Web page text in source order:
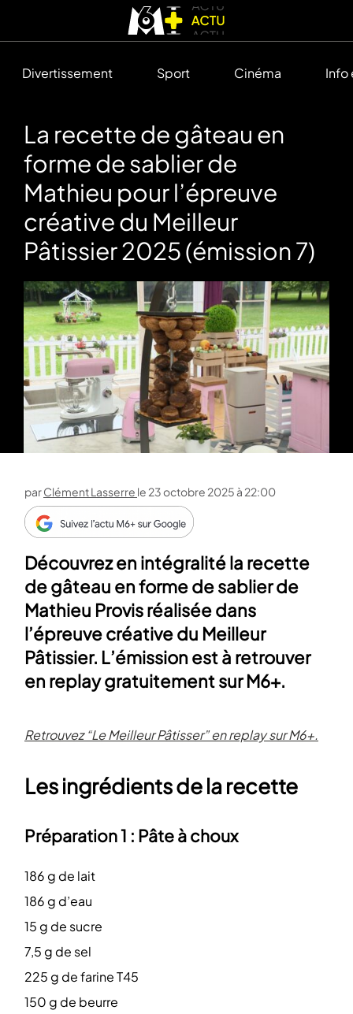
Divertissement Sport Cinéma Info
La recette de gâteau en
forme de sablier de
Mathieu pour l’épreuve
créative du Meilleur
Pâtissier 2025 (émission 7)
parClément Lasserre le 23 octobre 2025 à 22:00
Découvrez en intégralité la recette
de gâteau en forme de sablier de
Mathieu Provis réalisée dans
l’épreuve créative du Meilleur
Pâtissier. L’émission est à retrouver
en replay gratuitement sur M6+.
Retrouvez “Le Meilleur Pâtisser” en replay sur M6+.
Les ingrédients de la recette
Préparation 1 : Pâte à choux
186 g de lait
186 g d’eau
15 g de sucre
7,5 g de sel
225 g de farine T45
150 g de beurre